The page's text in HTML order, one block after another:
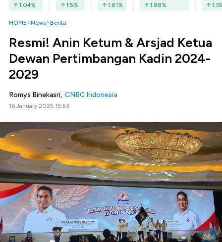
1.04% 1.5% 1.81% 1.88% 1.35
HOME News Berita
Resmi! Anin Ketum & Arsjad Ketua
Dewan Pertimbangan Kadin 2024-
2029
Romys Binekasri, CNBC Indonesia
16 January 2025 15:53